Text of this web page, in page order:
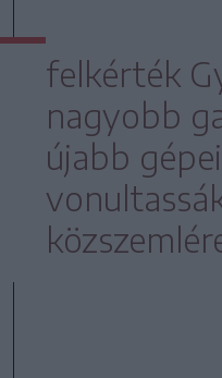
felkérték
nagyobb
újabb